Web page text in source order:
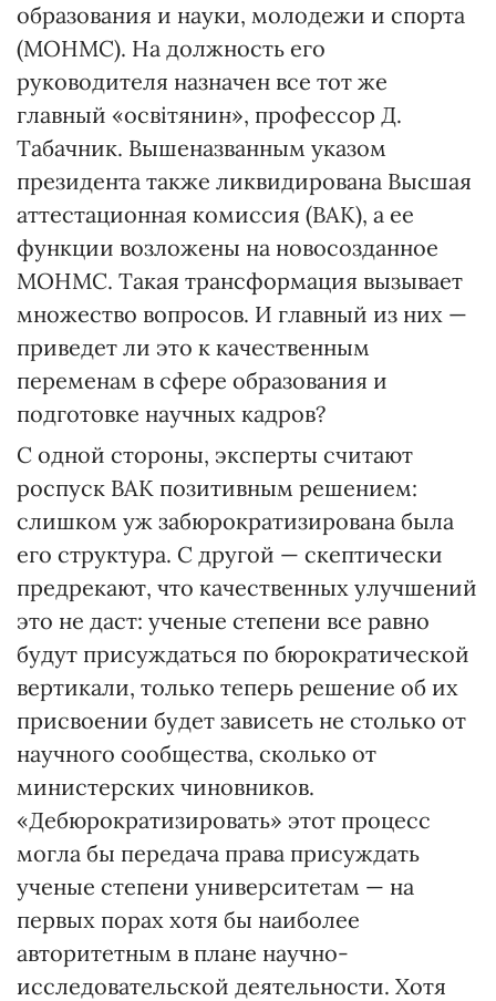
образования и науки, молодежи и спорта
(МОНМС). На должность его
руководителя назначен все тот же
главный «освітянин», профессор Д.
Табачник. Вышеназванным указом
президента также ликвидирована Высшая
аттестационная комиссия (ВАК), а ее
функции возложены на новосозданное
МОНМС. Такая трансформация вызывает
множество вопросов. И главный из них —
приведет ли это к качественным
переменам в сфере образования и
подготовке научных кадров?
С одной стороны, эксперты считают
роспуск ВАК позитивным решением:
слишком уж забюрократизирована была
его структура. С другой — скептически
предрекают, что качественных улучшений
это не даст: ученые степени все равно
будут присуждаться по бюрократической
вертикали, только теперь решение об их
присвоении будет зависеть не столько от
научного сообщества, сколько от
министерских чиновников.
«Дебюрократизировать» этот процесс
могла бы передача права присуждать
ученые степени университетам — на
первых порах хотя бы наиболее
авторитетным в плане научно-
исследовательской деятельности. Хотя